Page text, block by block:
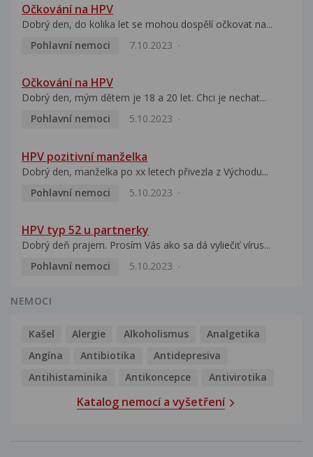
Očkování na HPV
Dobrý den, do kolika let se mohou dospělí očkovat na...
Pohlavní nemoci
7.10.2023
Očkování na HPV
Dobrý den, mým dětem je 18 a 20 let. Chci je nechat...
Pohlavní nemoci
5.10.2023
HPV pozitivní manželka
Dobrý den, manželka po xx letech přivezla z Východu...
Pohlavní nemoci
5.10.2023
HPV typ 52 u partnerky
Dobrý deň prajem. Prosím Vás ako sa dá vyliečiť vírus...
Pohlavní nemoci
5.10.2023
NEMOCI
Kašel Alergie Alkoholismus
Analgetika
Angína
Antibiotika
Antidepresiva
Antihistaminika
Antikoncepce Antivirotika
Katalog nemocí a vyšetření